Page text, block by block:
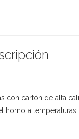
con cartón de alta
a temperaturas